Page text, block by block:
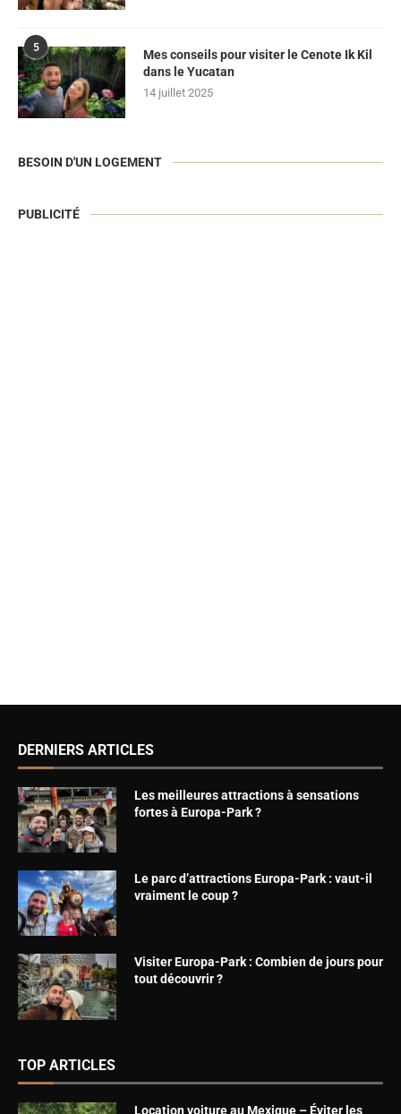
5
Mes conseils pour visiter le Cenote Ik Kil
dans le Yucatan
14 juillet 2025
BESOIN D'UN LOGEMENT
PUBLICITÉ
DERNIERS ARTICLES
Les meilleures attractions à sensations
fortes à Europa-Park ?
Le parc d’attractions Europa-Park : vaut-il
vraiment le coup ?
Visiter Europa-Park : Combien de jours pour
tout découvrir ?
TOP ARTICLES
Location voiture au Mexique – Éviter les